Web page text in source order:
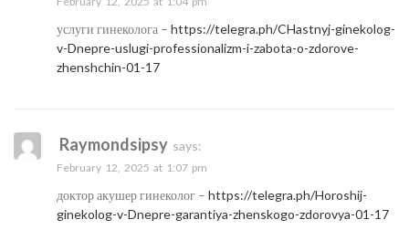
услуги гинеколога – https://telegra.ph/CHastnyj-ginekolog-
v-Dnepre-uslugi-professionalizm-i-zabota-o-zdorove-
zhenshchin-01-17
Raymondsipsy says:
February 12, 2025 at 1:07 pm
доктор акушер гинеколог – https://telegra.ph/Horoshij-
ginekolog-v-Dnepre-garantiya-zhenskogo-zdorovya-01-17